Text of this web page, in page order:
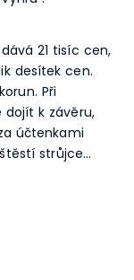
21 tisíc cen,
desítek cen.
Při
dojít k závěru,
účtenkami
strůjce…